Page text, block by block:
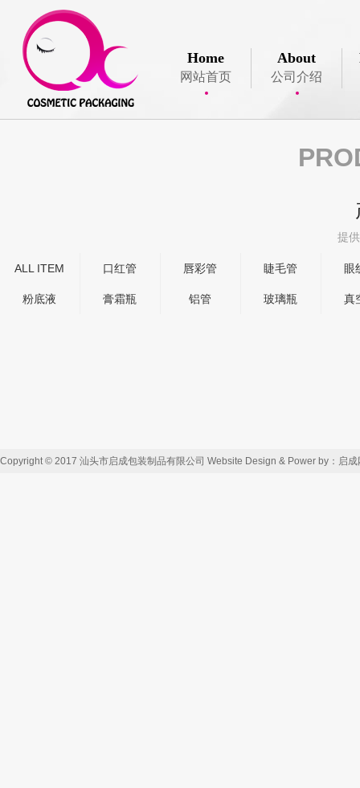
Home
网站首页
About
公司介绍
提
ALL ITEM 口红管 唇彩管 睫毛管 眼
粉底液 膏霜瓶 铝管 玻璃瓶 真
Copyright © 2017 汕头市启成包装制品有限公司 Website Design & Power by：启